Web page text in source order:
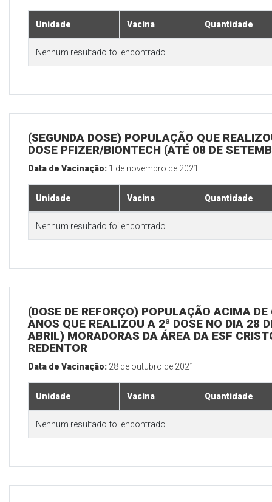
Unidade Vacina Quantidade
Nenhum resultado foi encontrado.
(SEGUNDA DOSE) POPULAÇÃO QUE
DOSE PFIZER/BIONTECH (ATÉ 08 DE
Data de Vacinação: 1 de novembro de 2021
Unidade Vacina Quantidade
Nenhum resultado foi encontrado.
(DOSE DE REFORÇO) POPULAÇÃO ACIMA DE
ANOS QUE REALIZOU A 2ª DOSE NO DIA 28
ABRIL) MORADORAS DA ÁREA DA ESF
REDENTOR
Data de Vacinação: 28 de outubro de 2021
Unidade Vacina Quantidade
Nenhum resultado foi encontrado.